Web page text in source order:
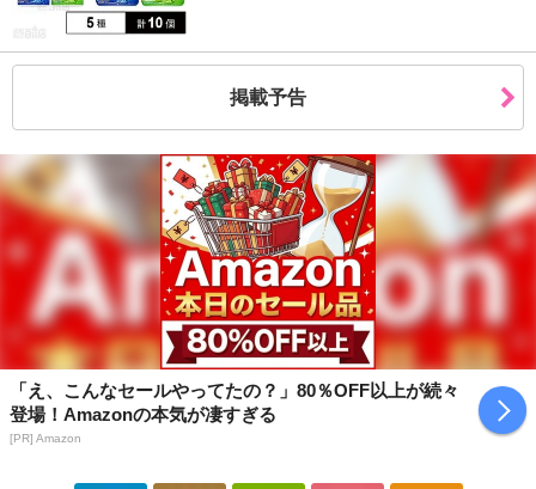
掲載予告
「え、こんなセールやってたの？」80％OFF以上が続々
登場！Amazonの本気が凄すぎる
[PR] Amazon